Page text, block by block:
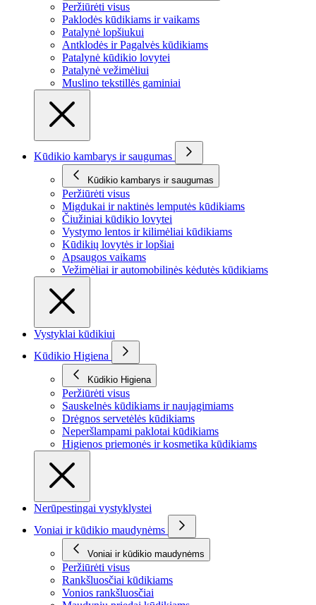
Peržiūrėti visus
Paklodės kūdikiams ir vaikams
Patalynė lopšiukui
Antklodės ir Pagalvės kūdikiams
Patalynė kūdikio lovytei
Patalynė vežimėliui
Muslino tekstillės gaminiai
Kūdikio kambarys ir saugumas
Kūdikio kambarys ir saugumas
Peržiūrėti visus
Migdukai ir naktinės lemputės kūdikiams
Čiužiniai kūdikio lovytei
Vystymo lentos ir kilimėliai kūdikiams
Kūdikių lovytės ir lopšiai
Apsaugos vaikams
Vežimėliai ir automobilinės kėdutės kūdikiams
Vystyklai kūdikiui
Kūdikio Higiena
Kūdikio Higiena
Peržiūrėti visus
Sauskelnės kūdikiams ir naujagimiams
Drėgnos servetėlės kūdikiams
Neperšlampami paklotai kūdikiams
Higienos priemonės ir kosmetika kūdikiams
Nerūpestingai vystyklystei
Voniai ir kūdikio maudynėms
Voniai ir kūdikio maudynėms
Peržiūrėti visus
Rankšluosčiai kūdikiams
Vonios rankšluosčiai